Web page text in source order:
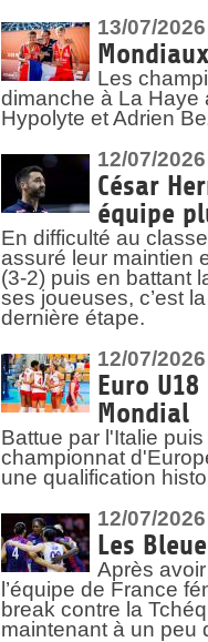
13/07/2026
Les
dimanche à La Haye
Hypolyte et Adrien
12/07/2026
César
équipe
En difficulté au
assuré leur maintien
(3-2) puis en battant
ses joueuses, c’est
dernière étape.
12/07/2026
Euro
Mondial
Battue par l'Italie
championnat
une qualification
12/07/2026
Les
Après
l’équipe de France
break contre la
maintenant à un peu